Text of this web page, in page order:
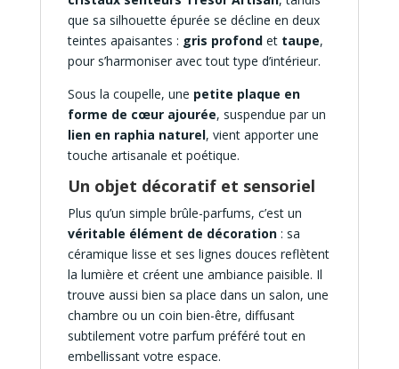
que sa silhouette épurée se décline en deux
teintes apaisantes : gris profondet taupe,
pour s’harmoniser avec tout type d’intérieur.
Sous la coupelle, une petite plaque en
forme de cœur ajourée, suspendue par un
lien en raphia naturel, vient apporter une
touche artisanale et poétique.
Un objet décoratif et sensoriel
Plus qu’un simple brûle-parfums, c’est un
véritable élément de décoration: sa
céramique lisse et ses lignes douces reflètent
la lumière et créent une ambiance paisible. Il
trouve aussi bien sa place dans un salon, une
chambre ou un coin bien-être, diffusant
subtilement votre parfum préféré tout en
embellissant votre espace.